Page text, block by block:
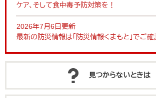
ケア、そして食中毒予防対策を！
2026年7月6日更新
最新の防災情報は「防災情報くまもと」でご
見つからないときは